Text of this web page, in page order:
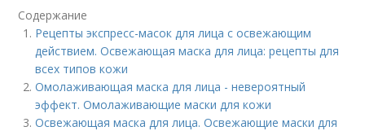
Содержание
Рецепты экспресс-масок для лица с освежающим
действием. Освежающая маска для лица: рецепты для
всех типов кожи
Омолаживающая маска для лица - невероятный
эффект. Омолаживающие маски для кожи
Освежающая маска для лица. Освежающие маски для